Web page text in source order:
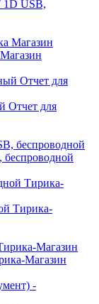
1D USB,
Отчет для
Тирика-
Магазин